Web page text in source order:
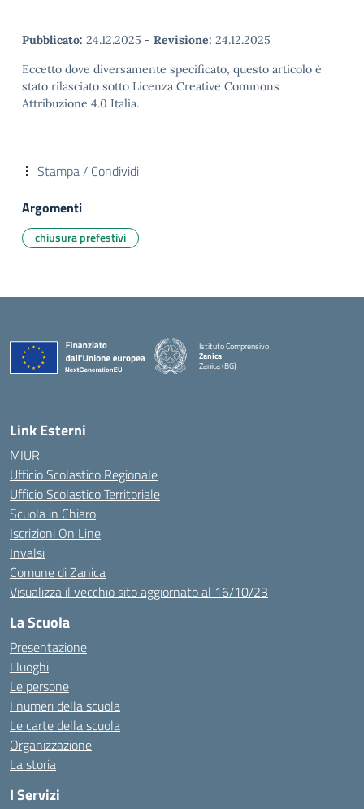
Pubblicato: 24.12.2025 - Revisione: 24.12.2025
Eccetto dove diversamente specificato, questo articolo è
stato rilasciato sotto Licenza Creative Commons
Attribuzione 4.0 Italia.
Stampa / Condividi
Argomenti
chiusura prefestivi
Istituto Comprensivo
Zanica
Zanica (BG)
Link Esterni
MIUR
Ufficio Scolastico Regionale
Ufficio Scolastico Territoriale
Scuola in Chiaro
Iscrizioni On Line
Invalsi
Comune di Zanica
Visualizza il vecchio sito aggiornato al 16/10/23
La Scuola
Presentazione
I luoghi
Le persone
I numeri della scuola
Le carte della scuola
Organizzazione
La storia
I Servizi